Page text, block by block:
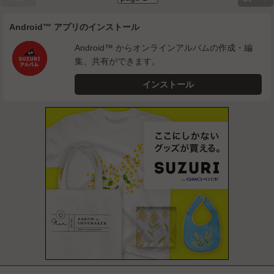
Android™ アプリのインストール
Android™ からオンラインアルバムの作成・編
集、共有ができます。
インストール